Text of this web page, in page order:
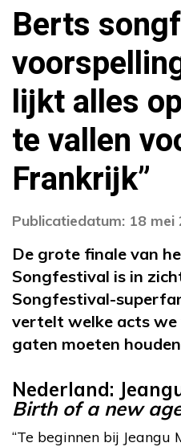
Berts
lijkt alles
te vallen
Frankrijk”
Publicatiedatum: 18 mei
De grote finale van
Songfestival is in
Songfestival-
vertelt welke acts we
gaten moeten
Nederland:
Birth of a new
“Te beginnen bij Jeangu